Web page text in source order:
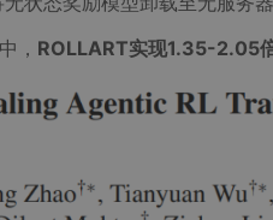
， ROLLART实现1.35-2.05